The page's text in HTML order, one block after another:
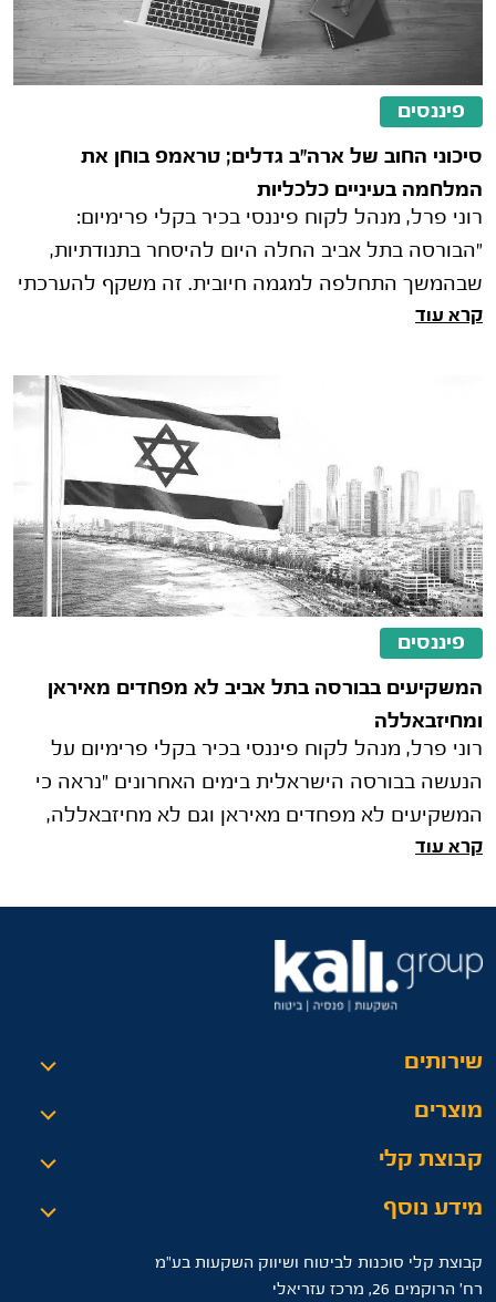
פיננסים
סיכוני החוב של ארה"ב גדלים; טראמפ בוחן את
המלחמה בעיניים כלכליות
רוני פרל, מנהל לקוח פיננסי בכיר בקלי פרימיום:
"הבורסה בתל אביב החלה היום להיסחר בתנודתיות,
שבהמשך התחלפה למגמה חיובית. זה משקף להערכתי
ניהול סיכונים עמוק שעושים המשק�
קרא עוד
פיננסים
המשקיעים בבורסה בתל אביב לא מפחדים מאיראן
ומחיזבאללה
רוני פרל, מנהל לקוח פיננסי בכיר בקלי פרימיום על
הנעשה בבורסה הישראלית בימים האחרונים "נראה כי
המשקיעים לא מפחדים מאיראן וגם לא מחיזבאללה,
ומגיבים בקנייה חזקה של מני�
קרא עוד
שירותים
מוצרים
קבוצת קלי
מידע נוסף
קבוצת קלי סוכנות לביטוח ושיווק השקעות בע"מ
רח’ הרוקמים 26, מרכז עזריאלי